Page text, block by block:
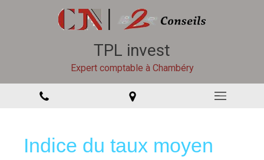
TPL invest
Expert comptable à Chambéry
Indice du taux moyen